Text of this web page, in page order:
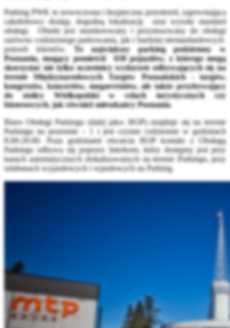
Parking PWK to nowoczesna i bezpieczna przestrzeń, zapewniająca
całodobowy dostęp, dogodną lokalizację oraz wysoki standard
obsługi. Obiekt jest monitorowany i przystosowany do obsługi
zarówno codziennego parkowania, jak i bardziej niestandardowych
potrzeb klientów.
To największy parking podziemny w
Poznaniu, mogący pomieścić 650 pojazdów, z którego mogą
skorzystać nie tylko uczestnicy wydarzeń odbywających się na
terenie Międzynarodowych Targów Poznańskich - targów,
kongresów, koncertów, megaeventów, ale także przybywający
do stolicy Wielkopolski w celach turystycznych czy
biznesowych, jak również mieszkańcy Poznania.
Biuro Obsługi Parkingu (dalej jako: BOP) znajduje się na terenie
Parkingu na poziomie – 1 i jest czynne codziennie w godzinach
8.00-20.00. Poza godzinami otwarcia BOP kontakt z Obsługą
Parkingu odbywa się poprzez Interkom, który dostępny jest przy
kasach automatycznych zlokalizowanych na terenie Parkingu, przy
szlabanach wyjazdowych i wjazdowych na Parking.